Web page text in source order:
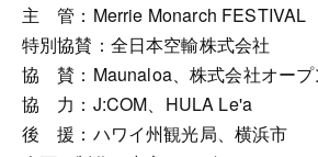
主 管：Merrie Monarch FESTIVAL
特別協賛：全日本空輸株式会社
協 賛：Maunaloa、株式会社オープ
協 力：J:COM、HULA Le'a
後 援：ハワイ州観光局、横浜市